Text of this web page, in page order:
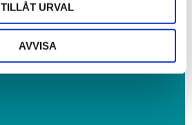
TILLÅT URVAL
AVVISA